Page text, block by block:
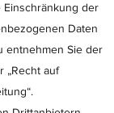
Einschränkung der
Daten
entnehmen Sie der
„Recht auf